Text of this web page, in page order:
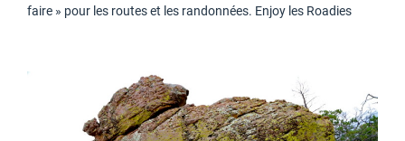
faire » pour les routes et les randonnées. Enjoy les Roadies